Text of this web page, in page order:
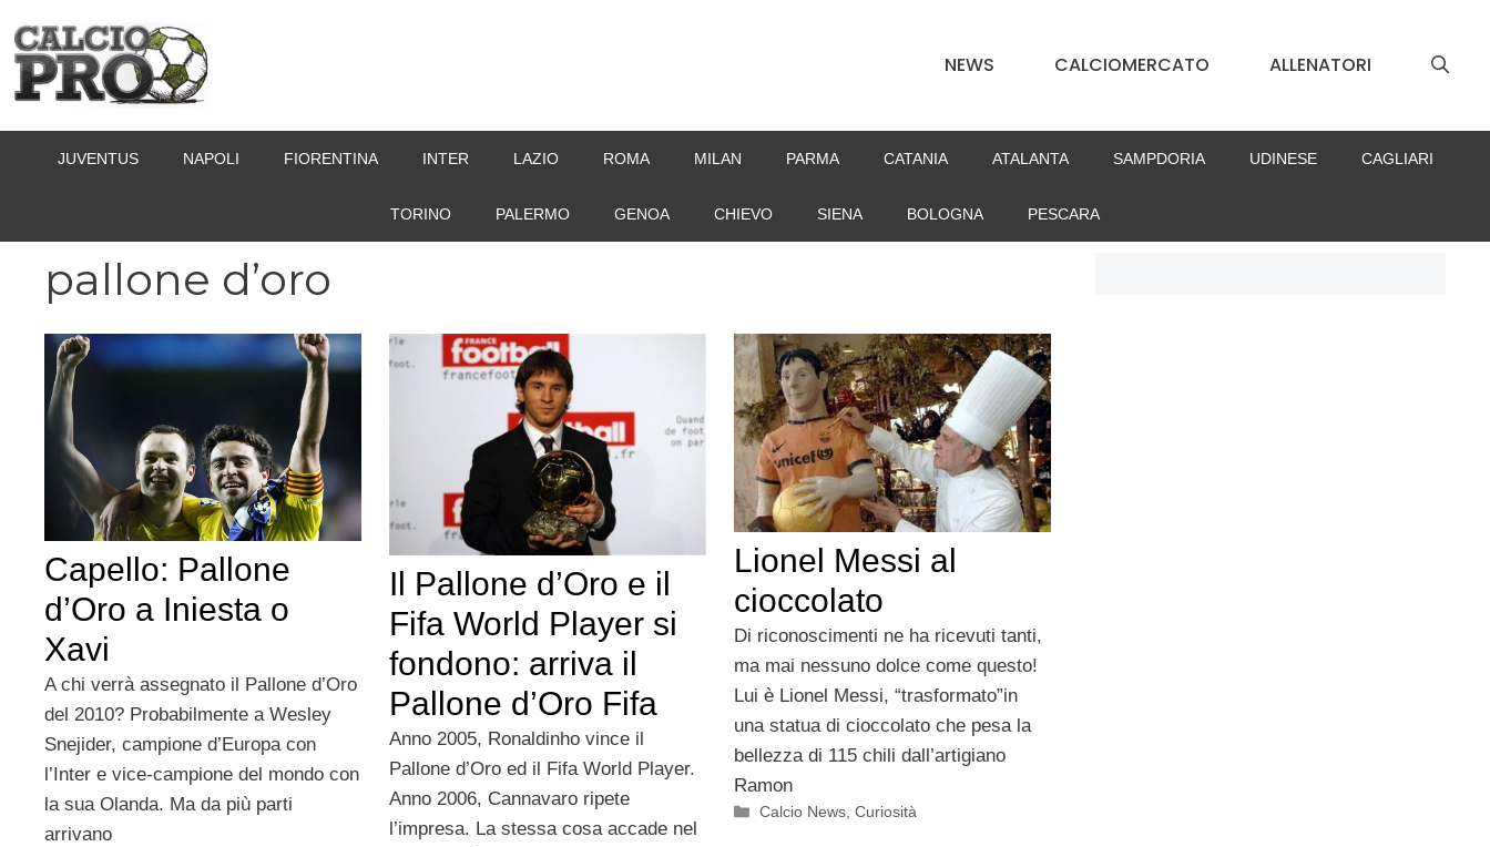
contenuto
NEWS CALCIOMERCATO ALLENATORI
JUVENTUS NAPOLI FIORENTINA INTER LAZIO ROMA MILAN PARMA CATANIA ATALANTA SAMPDORIA UDINESE CAGLIARI
TORINO PALERMO GENOA CHIEVO SIENA BOLOGNA PESCARA
pallone d’oro
Capello: Pallone
d’Oro a Iniesta o
Xavi
A chi verrà assegnato il Pallone d’Oro
del 2010? Probabilmente a Wesley
Snejider, campione d’Europa con
l’Inter e vice-campione del mondo con
la sua Olanda. Ma da più parti
arrivano
Il Pallone d’Oro e il
Fifa World Player si
fondono: arriva il
Pallone d’Oro Fifa
Anno 2005, Ronaldinho vince il
Pallone d’Oro ed il Fifa World Player.
Anno 2006, Cannavaro ripete
l’impresa. La stessa cosa accade nel
Lionel Messi al
cioccolato
Di riconoscimenti ne ha ricevuti tanti,
ma mai nessuno dolce come questo!
Lui è Lionel Messi, “trasformato”in
una statua di cioccolato che pesa la
bellezza di 115 chili dall’artigiano
Ramon
Categorie
Calcio News,Curiosità